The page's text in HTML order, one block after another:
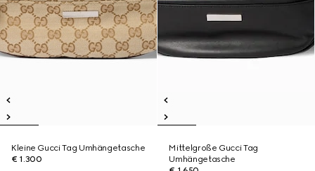
Kleine Gucci Tag Umhängetasche
€ 1.300
Mittelgroße Gucci Tag
Umhängetasche